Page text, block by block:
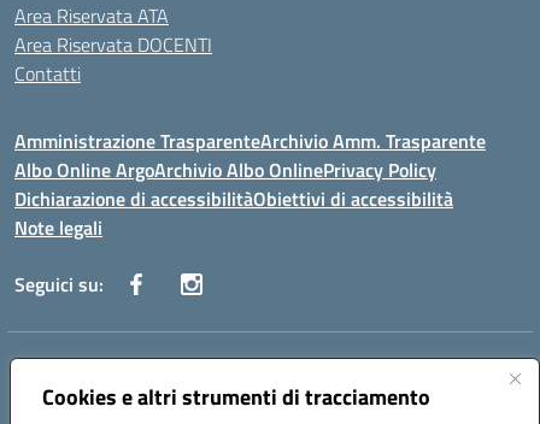
Cookies e altri strumenti di tracciamento
Area Riservata ATA
Area Riservata DOCENTI
Contatti
Amministrazione TrasparenteArchivio Amm. Trasparente
Albo Online ArgoArchivio Albo OnlinePrivacy Policy
Dichiarazione di accessibilitàObiettivi di accessibilità
Note legali
Seguici su:
Indirizzo:
Centralino:0823 742191 Email:CEIC8BC00Q@istruzione.it